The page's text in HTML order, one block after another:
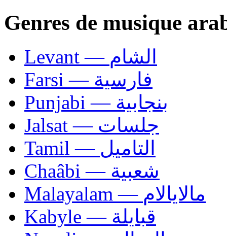
Genres de musique
Levant — الشام
Farsi — فارسية
Punjabi — بنجابية
Jalsat — جلسات
Tamil — التاميل
Chaâbi — شعبية
Malayalam — مالايالام
Kabyle — قبايلة